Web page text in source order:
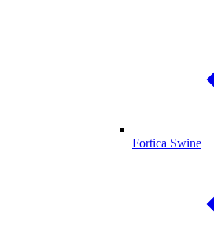
Fortica Swine